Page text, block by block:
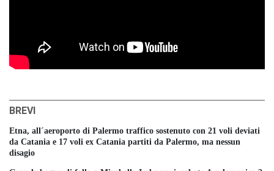
BREVI
Etna, all´aeroporto di Palermo traffico sostenuto con 21 voli deviati
da Catania e 17 voli ex Catania partiti da Palermo, ma nessun
disagio